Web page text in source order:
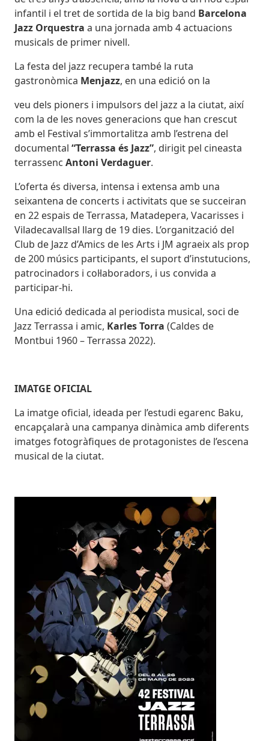
infantil i el tret de sortida de la big band Barcelona
Jazz Orquestra a una jornada amb 4 actuacions
musicals de primer nivell.
La festa del jazz recupera també la ruta
gastronòmica Menjazz, en una edició on la
veu dels pioners i impulsors del jazz a la ciutat, així
com la de les noves generacions que han crescut
amb el Festival s’immortalitza amb l’estrena del
documental “Terrassa és Jazz”, dirigit pel cineasta
terrassenc Antoni Verdaguer.
L’oferta és diversa, intensa i extensa amb una
seixantena de concerts i activitats que se succeiran
en 22 espais de Terrassa, Matadepera, Vacarisses i
Viladecavallsal llarg de 19 dies. L’organització del
Club de Jazz d’Amics de les Arts i JM agraeix als prop
de 200 músics participants, el suport d’instutucions,
patrocinadors i col·laboradors, i us convida a
participar-hi.
Una edició dedicada al periodista musical, soci de
Jazz Terrassa i amic, Karles Torra (Caldes de
Montbui 1960 – Terrassa 2022).
IMATGE OFICIAL
La imatge oficial, ideada per l’estudi egarenc Baku,
encapçalarà una campanya dinàmica amb diferents
imatges fotogràfiques de protagonistes de l’escena
musical de la ciutat.